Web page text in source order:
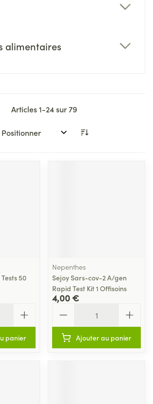
alimentaires
Articles1-24sur79
Trier par:
50
panier
Nepenthes
Sejoy Sars-cov-2 A/gen
Rapid Test Kit 1 Offisoins
4,00 €
Ajouter au panier